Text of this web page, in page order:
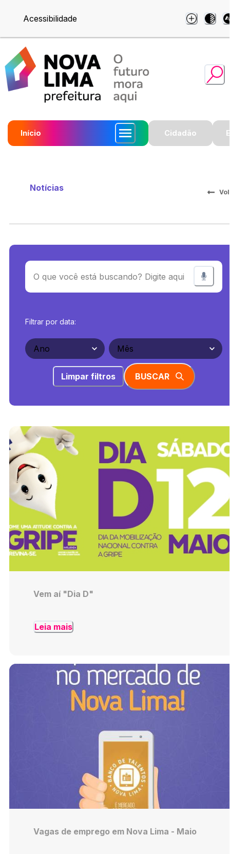
Acessibilidade
Início Cidadão
Notícias
Filtrar por data:
Limpar filtros BUSCAR
Vem aí "Dia D"
Leia mais
Vagas de emprego em Nova Lima - Maio